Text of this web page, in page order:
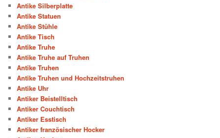
Antike Silberplatte
Antike Statuen
Antike Stühle
Antike Tisch
Antike Truhe
Antike Truhe auf Truhen
Antike Truhen
Antike Truhen und Hochzeitstruhen
Antike Uhr
Antiker Beistelltisch
Antiker Couchtisch
Antiker Esstisch
Antiker französischer Hocker